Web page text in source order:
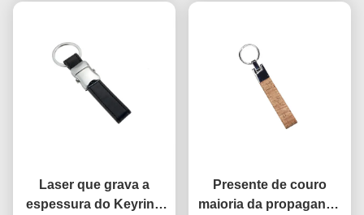
Laser que grava a
espessura do Keyring
Presente de couro
maioria da propaganda